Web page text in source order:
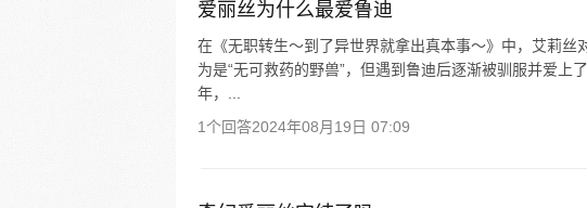
爱丽丝为什么最爱鲁迪
在《无职转生～到了异世界就拿出真本事～》中，艾莉丝
为是“无可救药的野兽”，但遇到鲁迪后逐渐被驯服并爱上
年，...
1个回答2024年08月19日 07:09